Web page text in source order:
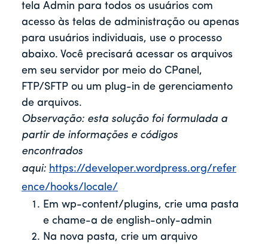
tela Admin para todos os usuários com
acesso às telas de administração ou apenas
para usuários individuais, use o processo
abaixo. Você precisará acessar os arquivos
em seu servidor por meio do CPanel,
FTP/SFTP ou um plug-in de gerenciamento
de arquivos.
Observação: esta solução foi formulada a
partir de informações e códigos
encontrados
aqui: https://developer.wordpress.org/refer
ence/hooks/locale/
Em wp-content/plugins, crie uma pasta
e chame-a de english-only-admin
Na nova pasta, crie um arquivo